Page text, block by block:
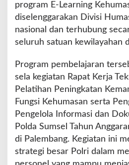
s
i
g
t
a
l
P
o
l
S
program E-Learning
diselenggarakan Divisi
nasional dan terhubung
seluruh satuan kewilayahan
Program pembelajaran
sela kegiatan Rapat Kerja
Pelatihan Peningkatan
Fungsi Kehumasan serta
Pengelola Informasi dan
Polda Sumsel Tahun
di Palembang. Kegiatan ini
strategi besar Polri dalam